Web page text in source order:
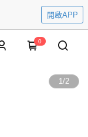
開啟APP
0
1/2